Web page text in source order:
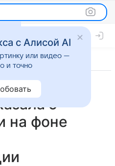
жизнь
о
на фоне
с Алисой AI
или видео —
и точно